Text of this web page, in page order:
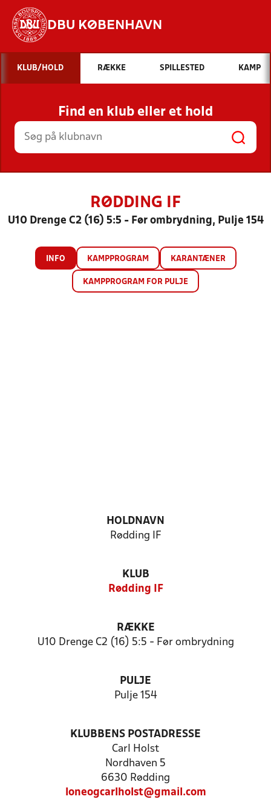
DBU KØBENHAVN
Hvad vil du søge efter?
INDHOLD OG NYHEDER
STILLINGER, RESULTATER, KLUBBER OG
HOLD
KLUB/HOLD RÆKKE SPILLESTED KAMP
Find en klub eller et hold
RØDDING IF
U10 Drenge C2 (16) 5:5 - Før ombrydning, Pulje 154
INFO KAMPPROGRAM KARANTÆNER
KAMPPROGRAM FOR PULJE
HOLDNAVN
Rødding IF
KLUB
Rødding IF
RÆKKE
U10 Drenge C2 (16) 5:5 - Før ombrydning
PULJE
Pulje 154
KLUBBENS POSTADRESSE
Carl Holst
Nordhaven 5
6630 Rødding
loneogcarlholst@gmail.com